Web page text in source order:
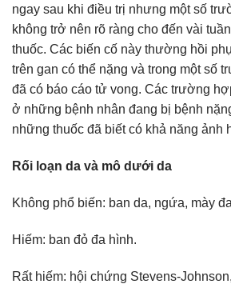
ngay sau khi điều trị nhưng một số
không trở nên rõ ràng cho đến vài
thuốc. Các biến cố này thường hồi
trên gan có thể nặng và trong một số
đã có báo cáo tử vong. Các trường
ở những bệnh nhân đang bị bệnh
những thuốc đã biết có khả năng ảnh
Rối loạn da và mô dưới da
Không phổ biến: ban da, ngứa, mày
Hiếm: ban đỏ đa hình.
Rất hiếm: hội chứng Stevens-